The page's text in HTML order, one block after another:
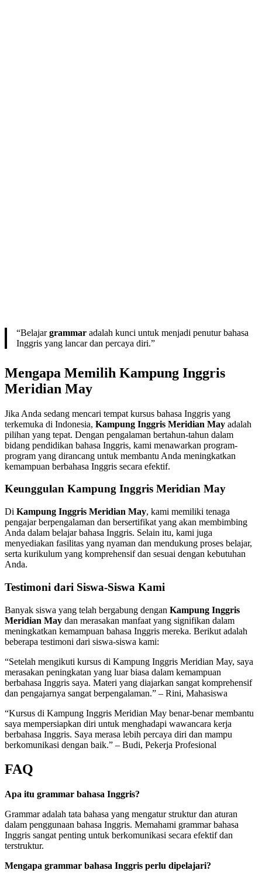
“Belajargrammar adalah kunci untuk menjadi penutur bahasa
Inggris yang lancar dan percaya diri.”
Mengapa Memilih Kampung Inggris
Meridian May
Jika Anda sedang mencari tempat kursus bahasa Inggris yang
terkemuka di Indonesia, Kampung Inggris Meridian May adalah
pilihan yang tepat. Dengan pengalaman bertahun-tahun dalam
bidang pendidikan bahasa Inggris, kami menawarkan program-
program yang dirancang untuk membantu Anda meningkatkan
kemampuan berbahasa Inggris secara efektif.
Keunggulan Kampung Inggris Meridian May
Di Kampung Inggris Meridian May, kami memiliki tenaga
pengajar berpengalaman dan bersertifikat yang akan membimbing
Anda dalam belajar bahasa Inggris. Selain itu, kami juga
menyediakan fasilitas yang nyaman dan mendukung proses belajar,
serta kurikulum yang komprehensif dan sesuai dengan kebutuhan
Anda.
Testimoni dari Siswa-Siswa Kami
Banyak siswa yang telah bergabung dengan Kampung Inggris
Meridian May dan merasakan manfaat yang signifikan dalam
meningkatkan kemampuan bahasa Inggris mereka. Berikut adalah
beberapa testimoni dari siswa-siswa kami:
“Setelah mengikuti kursus di Kampung Inggris Meridian May, saya
merasakan peningkatan yang luar biasa dalam kemampuan
berbahasa Inggris saya. Materi yang diajarkan sangat komprehensif
dan pengajarnya sangat berpengalaman.” – Rini, Mahasiswa
“Kursus di Kampung Inggris Meridian May benar-benar membantu
saya mempersiapkan diri untuk menghadapi wawancara kerja
berbahasa Inggris. Saya merasa lebih percaya diri dan mampu
berkomunikasi dengan baik.” – Budi, Pekerja Profesional
FAQ
Apa itu grammar bahasa Inggris?
Grammar adalah tata bahasa yang mengatur struktur dan aturan
dalam penggunaan bahasa Inggris. Memahami grammar bahasa
Inggris sangat penting untuk berkomunikasi secara efektif dan
terstruktur.
Mengapa grammar bahasa Inggris perlu dipelajari?